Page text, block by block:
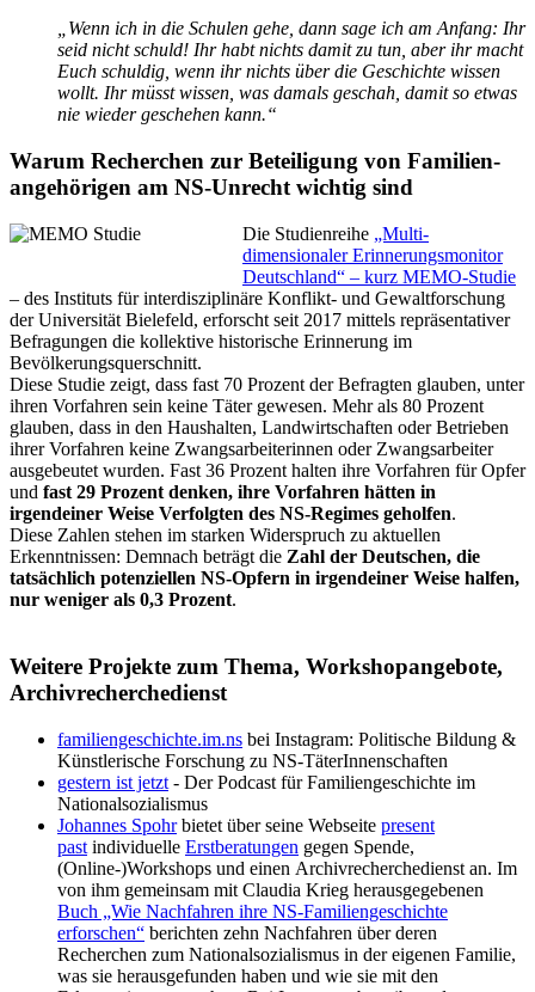
„Wenn ich in die Schulen gehe, dann sage ich am Anfang: Ihr
seid nicht schuld! Ihr habt nichts damit zu tun, aber ihr macht
Euch schuldig, wenn ihr nichts über die Geschichte wissen
wollt. Ihr müsst wissen, was damals geschah, damit so etwas
nie wieder geschehen kann.“
Warum Recherchen zur Beteiligung von Familien­
angehörigen am NS-Unrecht wichtig sind
Die Studien­reihe „Multi­
dimensionaler Erinnerungs­monitor
Deutschland“ – kurz MEMO-Studie
– des Instituts für interdisziplinäre Konflikt- und Gewaltforschung
der Universität Bielefeld, erforscht seit 2017 mittels repräsentativer
Befragungen die kollektive historische Erinnerung im
Bevölkerungsquerschnitt.
Diese Studie zeigt, dass fast 70 Prozent der Befragten glauben, unter
ihren Vorfahren sein keine Täter gewesen. Mehr als 80 Prozent
glauben, dass in den Haushalten, Landwirtschaften oder Betrieben
ihrer Vorfahren keine Zwangsarbeiterinnen oder Zwangsarbeiter
ausgebeutet wurden. Fast 36 Prozent halten ihre Vorfahren für Opfer
und fast 29 Prozent denken, ihre Vorfahren hätten in
irgendeiner Weise Verfolgten des NS-Regimes geholfen.
Diese Zahlen stehen im starken Widerspruch zu aktuellen
Erkenntnissen: Demnach beträgt die Zahl der Deutschen, die
tatsächlich potenziellen NS-Opfern in irgendeiner Weise halfen,
nur weniger als 0,3 Prozent.
Weitere Projekte zum Thema, Workshopangebote,
Archivrecherchedienst
familiengeschichte.im.ns bei Instagram: Politische Bildung &
Künstlerische Forschung zu NS-TäterInnenschaften
gestern ist jetzt - Der Podcast für Familiengeschichte im
Nationalsozialismus
Johannes Spohrbietet über seine Webseite present
past individuelle Erstberatungen gegen Spende,
(Online-)Workshops und einen Archivrecherchedienst an. Im
von ihm gemeinsam mit Claudia Krieg herausgegebenen
Buch „Wie Nachfahren ihre NS-Familiengeschichte
erforschen“ berichten zehn Nachfahren über deren
Recherchen zum Nationalsozialismus in der eigenen Familie,
was sie herausgefunden haben und wie sie mit den